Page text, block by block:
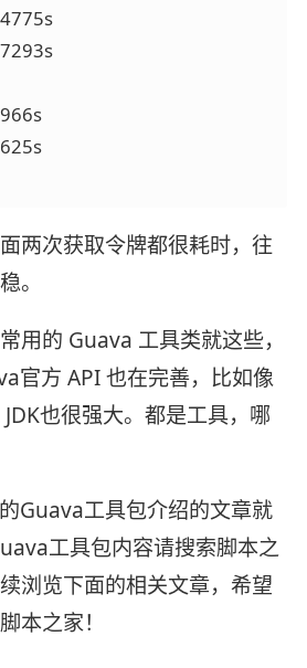
两次获取令牌都很耗时，往
。
用的 Guava 工具类就这些，
官方 API 也在完善，比如像
也很强大。都是工具，哪
Guava工具包介绍的文章就
工具包内容请搜索脚本之
浏览下面的相关文章，希望
本之家！